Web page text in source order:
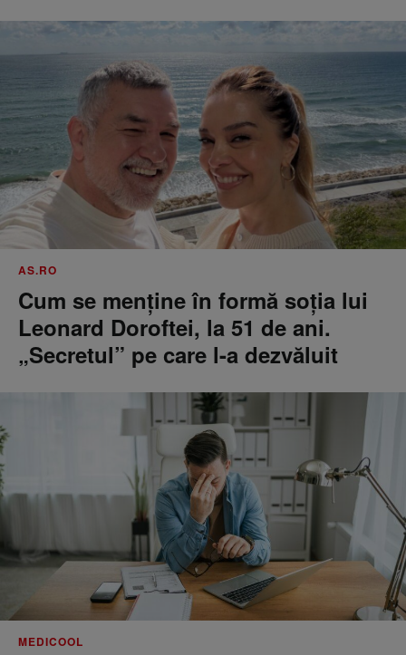
AS.RO
Cum se menţine în formă soţia lui
Leonard Doroftei, la 51 de ani.
„Secretul” pe care l-a dezvăluit
MEDICOOL